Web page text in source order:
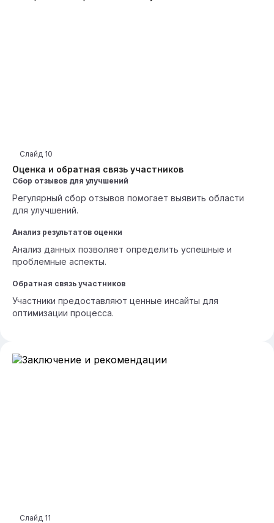
Оценка и обратная связь участников
Слайд 10
Сбор отзывов для улучшений
Регулярный сбор отзывов помогает выявить области
для улучшений.
Анализ результатов оценки
Анализ данных позволяет определить успешные и
проблемные аспекты.
Обратная связь участников
Участники предоставляют ценные инсайты для
оптимизации процесса.
Слайд 11